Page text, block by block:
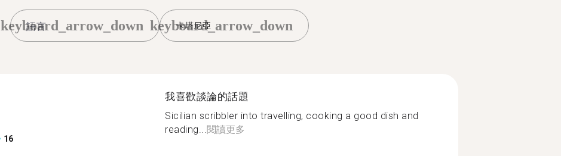
keyboard_arrow_down 卡塔尼亞
keyboard_arrow_down
16
我喜歡談論的話題
Sicilian scribbler into travelling, cooking a good dish and
reading...閱讀更多